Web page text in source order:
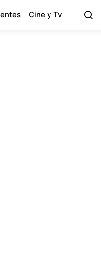
Cine y Tv